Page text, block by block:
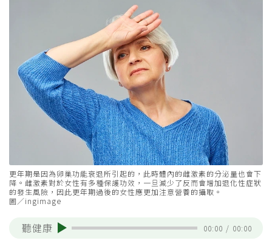
更年期是因為卵巢功能衰退所引起的，此時體內的雌激素的分泌量也會下
降。雌激素對於女性有多種保護功效，一旦減少了反而會增加退化性症狀
的發生風險，因此更年期過後的女性應更加注意營養的攝取。
圖／ingimage
聽健康 00:00 / 00:00